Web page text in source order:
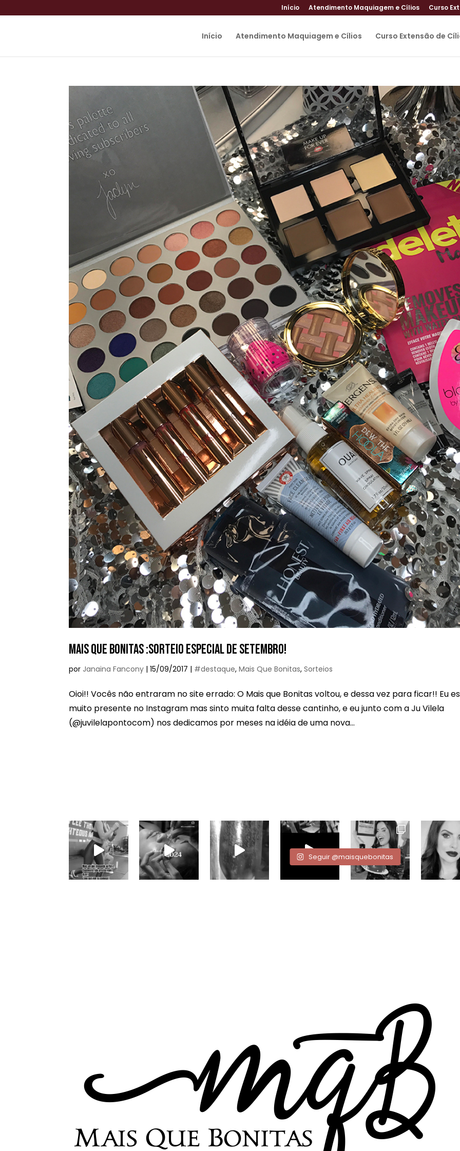
Início Atendimento Maquiagem e Cílios Curso
Início Atendimento Maquiagem e Cílios Curso Extensão de
MAIS QUE BONITAS :SORTEIO ESPECIAL DE SETEMBRO!
por Janaina Fancony |15/09/2017 | #destaque,Mais Que Bonitas,Sorteios
Oioi!! Vocês não entraram no site errado: O Mais que Bonitas voltou, e dessa vez para ficar!! Eu
muito presente no Instagram mas sinto muita falta desse cantinho, e eu junto com a Ju Vilela
(@juvilelapontocom) nos dedicamos por meses na idéia de uma nova...
Seguir @maisquebonitas